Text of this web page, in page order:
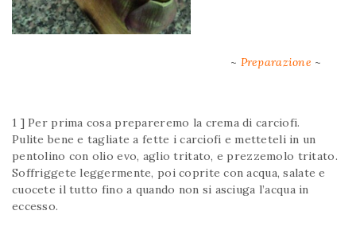
~ Preparazione ~
1 ] Per prima cosa prepareremo la crema di carciofi.
Pulite bene e tagliate a fette i carciofi e metteteli in un
pentolino con olio evo, aglio tritato, e prezzemolo tritato.
Soffriggete leggermente, poi coprite con acqua, salate e
cuocete il tutto fino a quando non si asciuga l’acqua in
eccesso.